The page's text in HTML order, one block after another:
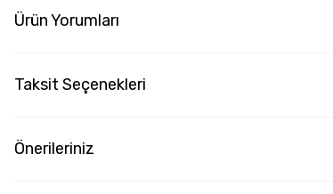
Ürün Yorumları
Taksit Seçenekleri
Önerileriniz